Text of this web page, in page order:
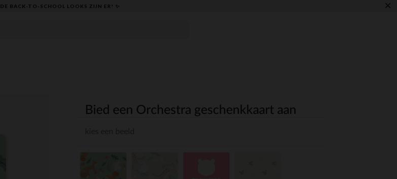
DE BACK-TO-SCHOOL LOOKS ZIJN ER! ✨ ×
Bied een Orchestra geschenkkaart aan